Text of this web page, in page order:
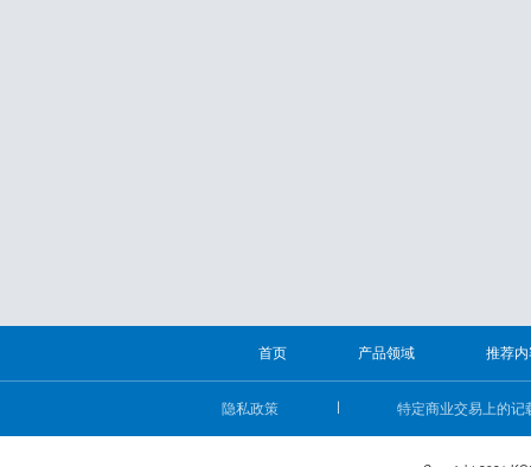
首页 产品领域 推荐
隐私政策 特定商业交易上的记